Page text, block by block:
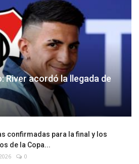
River acordó la llegada de
confirmadas para la final y los
de la Copa...
0